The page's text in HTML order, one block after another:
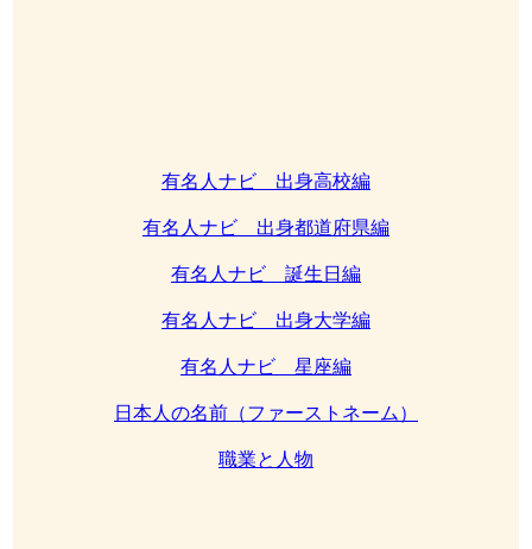
有名人ナビ 出身高校編
有名人ナビ 出身都道府県編
有名人ナビ 誕生日編
有名人ナビ 出身大学編
有名人ナビ 星座編
日本人の名前（ファーストネーム）
職業と人物